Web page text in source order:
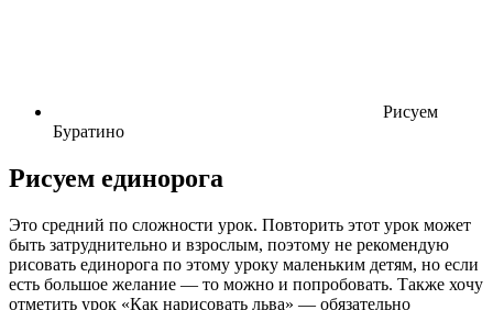
Рисуем
Буратино
Рисуем единорога
Это средний по сложности урок. Повторить этот урок может
быть затруднительно и взрослым, поэтому не рекомендую
рисовать единорога по этому уроку маленьким детям, но если
есть большое желание — то можно и попробовать. Также хочу
отметить урок «Как нарисовать льва» — обязательно